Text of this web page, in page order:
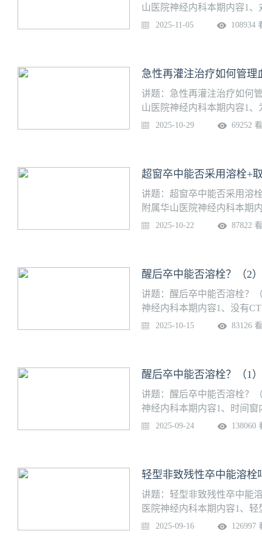
山医院神经内科本期内容1
溶栓，其安全性如何？2、
2025-11-05 108934
急性再灌注治疗如何管
讲题：急性再灌注治疗如何
山医院神经内科本期内容1
血管内治疗的血压管理建议
2025-10-29 69252
超窗卒中能否采用溶栓+
讲题：超窗卒中能否采用溶
附属华山医院神经内科本期
哪些患者？2、超窗卒中且
2025-10-22 87822
醒后卒中能否溶栓？（2
讲题：醒后卒中能否溶栓？
神经内科本期内容1、没有
卒中超窗患者？2、不同的
2025-10-15 83126
醒后卒中能否溶栓？（1
讲题：醒后卒中能否溶栓？
神经内科本期内容1、时间
影像评估结果？3、超时间
2025-09-24 138060
轻型非致残性卒中能溶栓
讲题：轻型非致残性卒中能
医院神经内科本期内容1、
性卒中溶栓治疗 vs 抗栓治疗
2025-09-16 126997